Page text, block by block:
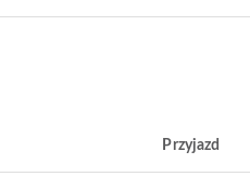
Przyjazd